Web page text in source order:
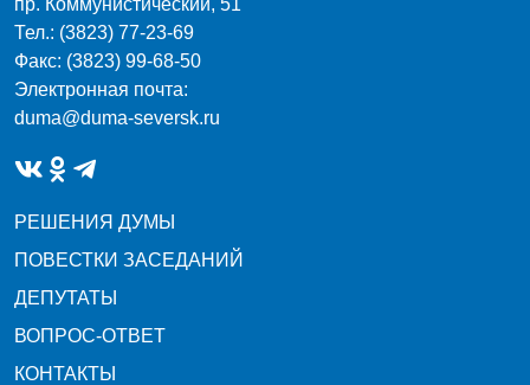
пр. Коммунистический, 51
Тел.: (3823) 77-23-69
Факс: (3823) 99-68-50
Электронная почта:
duma@duma-seversk.ru
РЕШЕНИЯ ДУМЫ
ПОВЕСТКИ ЗАСЕДАНИЙ
ДЕПУТАТЫ
ВОПРОС-ОТВЕТ
КОНТАКТЫ